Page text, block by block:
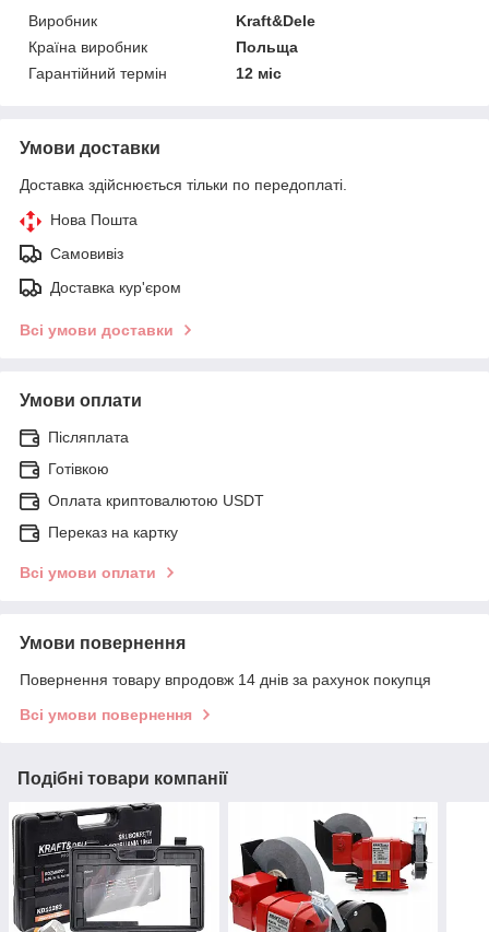
Виробник
Kraft&Dele
Країна виробник
Польща
Гарантійний термін
12 міс
Умови доставки
Доставка здійснюється тільки по передоплаті.
Нова Пошта
Самовивіз
Доставка кур'єром
Всі умови доставки
Умови оплати
Післяплата
Готівкою
Оплата криптовалютою USDT
Переказ на картку
Всі умови оплати
Умови повернення
Повернення товару впродовж 14 днів за рахунок покупця
Всі умови повернення
Подібні товари компанії